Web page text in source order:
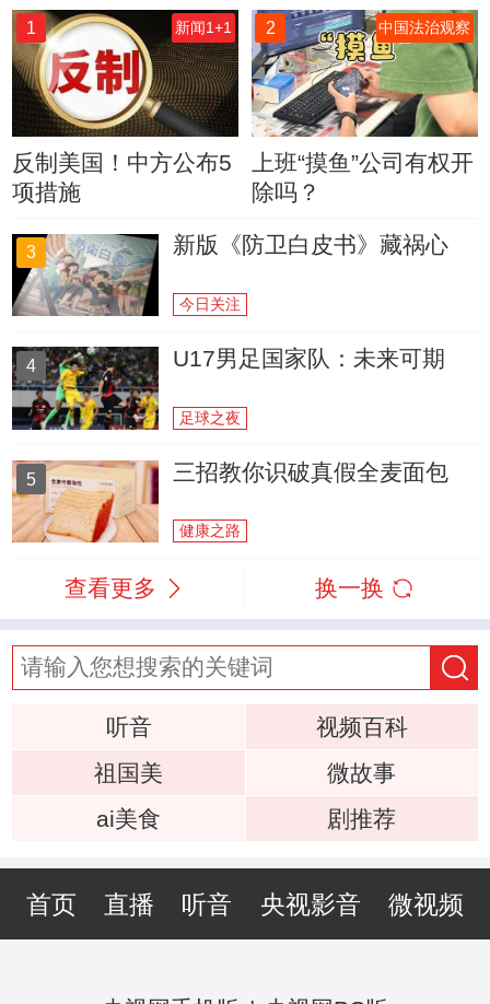
1 新闻1+1
反制美国！中方公布5
项措施
2 中国法治观察
上班“摸鱼”公司有权开
除吗？
3 新版《防卫白皮书》藏祸心
今日关注
4 U17男足国家队：未来可期
足球之夜
5 三招教你识破真假全麦面包
健康之路
查看更多 换一换
听音
视频百科
祖国美
微故事
ai美食
剧推荐
首页 直播 听音 央视影音 微视频